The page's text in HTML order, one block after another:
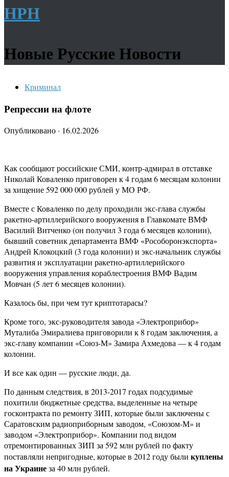
НРН
Новые Русские Новости
Криминал
Репрессии на флоте
Опубликовано · 16.02.2026
Как сообщают российские СМИ, контр-адмирал в отставке
Николай Коваленко приговорен к 4 годам 6 месяцам колонии
за хищение 592 000 000 рублей у МО РФ.
Вместе с Коваленко по делу проходили экс-глава службы
ракетно-артиллерийского вооружения в Главкомате ВМФ
Василий Витченко (он получил 3 года 6 месяцев колонии),
бывший советник департамента ВМФ «Рособоронэкспорта»
Андрей Клокоцкий (3 года колонии) и экс-начальник службы
развития и эксплуатации ракетно-артиллерийского
вооружения управления кораблестроения ВМФ Вадим
Мовчан (5 лет 6 месяцев колонии).
Казалось бы, при чем тут криптотарасы?
Кроме того, экс-руководителя завода «Электроприбор»
Муталиба Эмиралиева приговорили к 8 годам заключения, а
экс-главу компании «Союз-М» Замира Ахмедова — к 4 годам
колонии.
И все как один — русские люди, да.
По данным следствия, в 2013-2017 годах подсудимые
похитили бюджетные средства, выделенные на четыре
госконтракта по ремонту ЗИП, которые были заключены с
Саратовским радиоприборным заводом, «Союзом-М» и
заводом «Электроприбор». Компании под видом
отремонтированных ЗИП за 592 млн рублей по факту
поставляли непригодные, которые в 2012 году были куплены
на Украинеза 40 млн рублей.